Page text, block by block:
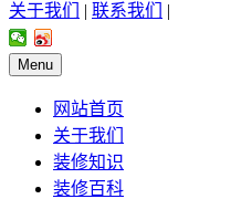
关于我们 | 联系我们 |
Menu
网站首页
关于我们
装修知识
装修百科